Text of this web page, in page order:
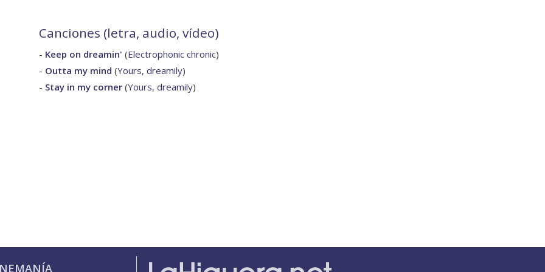
Canciones (letra, audio, vídeo)
- Keep on dreamin' (Electrophonic chronic)
- Outta my mind (Yours, dreamily)
- Stay in my corner (Yours, dreamily)